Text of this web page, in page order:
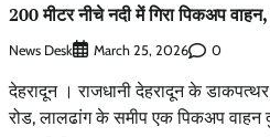
200 मीटर नीचे नदी में गिरा​ पिकअप वाहन,
News Desk March 25, 2026 0
देहरादून । राजधानी देहरादून के डाकपत्थर
रोड, लालढांग के समीप एक पिकअप वाहन